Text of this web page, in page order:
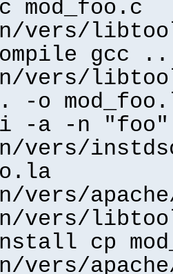
mod_foo.c
vers/
gcc
vers/
-o
-a -n "foo"
vers/
vers/
vers/
cp
vers/